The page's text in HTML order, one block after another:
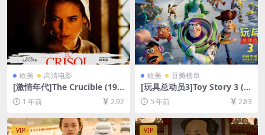
欧美 高清电影
[激情年代]The Crucible (199
6)[百度网盘+夸克网盘1080P
超清未删减资源][网盘在线播
放/下载][MP4/8.6GB][中文字
幕]
1 年前 2.92
欧美 豆瓣榜单
[玩具总动员3]Toy Story 3 (2
010)[百度网盘+迅雷云盘资源
1080P超清未删减][MP4/6.7G
B][中英字幕]
5 年前 2.83
VIP VIP